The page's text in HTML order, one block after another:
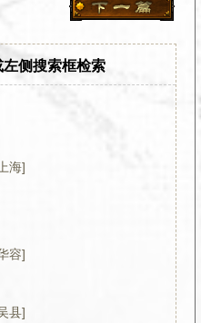
侧搜索框检索
海]
容]
县]